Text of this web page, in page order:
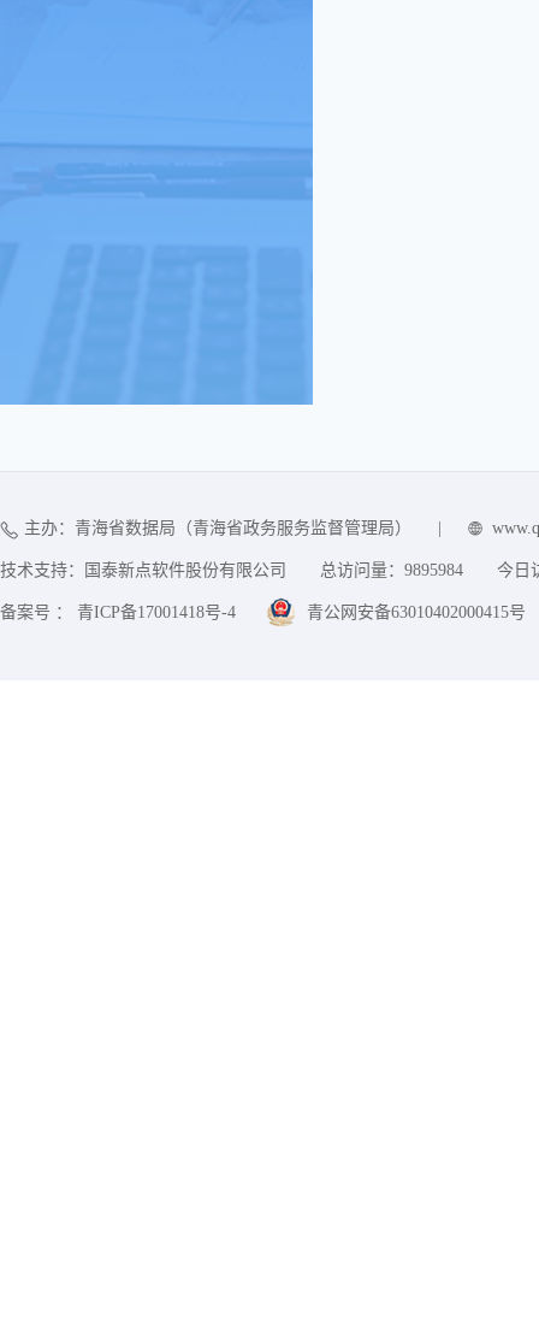
主办：青海省数据局（青海省政务服务监督管理局）
技术支持：国泰新点软件股份有限公司 总访问量： 9895984 今日
备案号 ： 青ICP备17001418号-4 青公网安备63010402000415号